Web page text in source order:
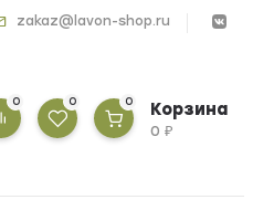
zakaz@lavon-shop.ru
0 0 0 Корзина
0₽